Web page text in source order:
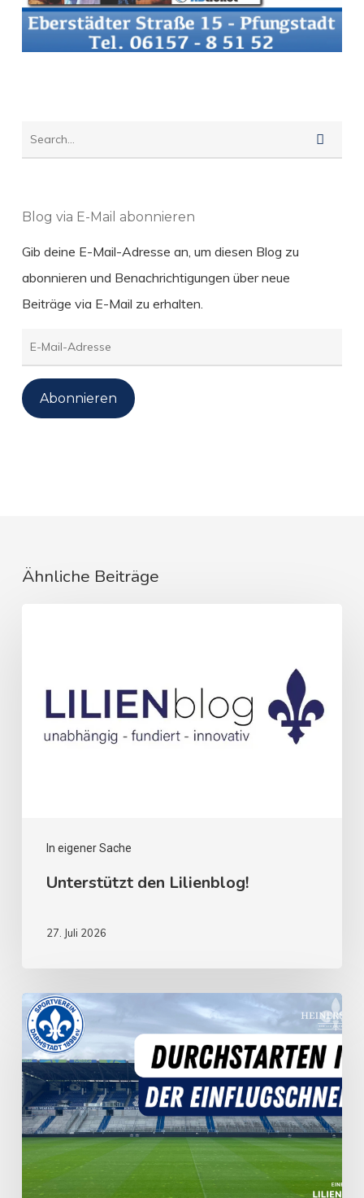
Blog via E-Mail abonnieren
Gib deine E-Mail-Adresse an, um diesen Blog zu
abonnieren und Benachrichtigungen über neue
Beiträge via E-Mail zu erhalten.
E-
Mail-
Adresse
Abonnieren
Ähnliche Beiträge
In eigener Sache
Unterstützt den Lilienblog!
27. Juli 2026